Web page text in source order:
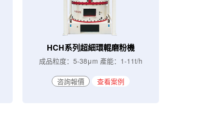
HCH系列超細環輥磨粉機
成品粒度：5-38μm 產能：1-11t/h
咨詢報價 查看案例